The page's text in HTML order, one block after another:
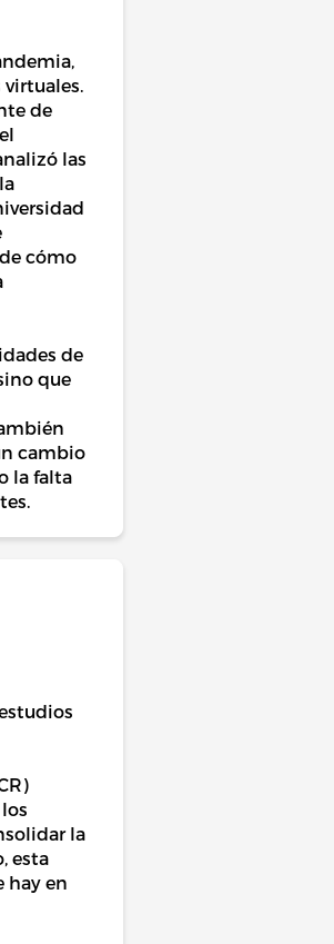
de
las
cómo
de
que
cambio
la falta
la
esta
hay en